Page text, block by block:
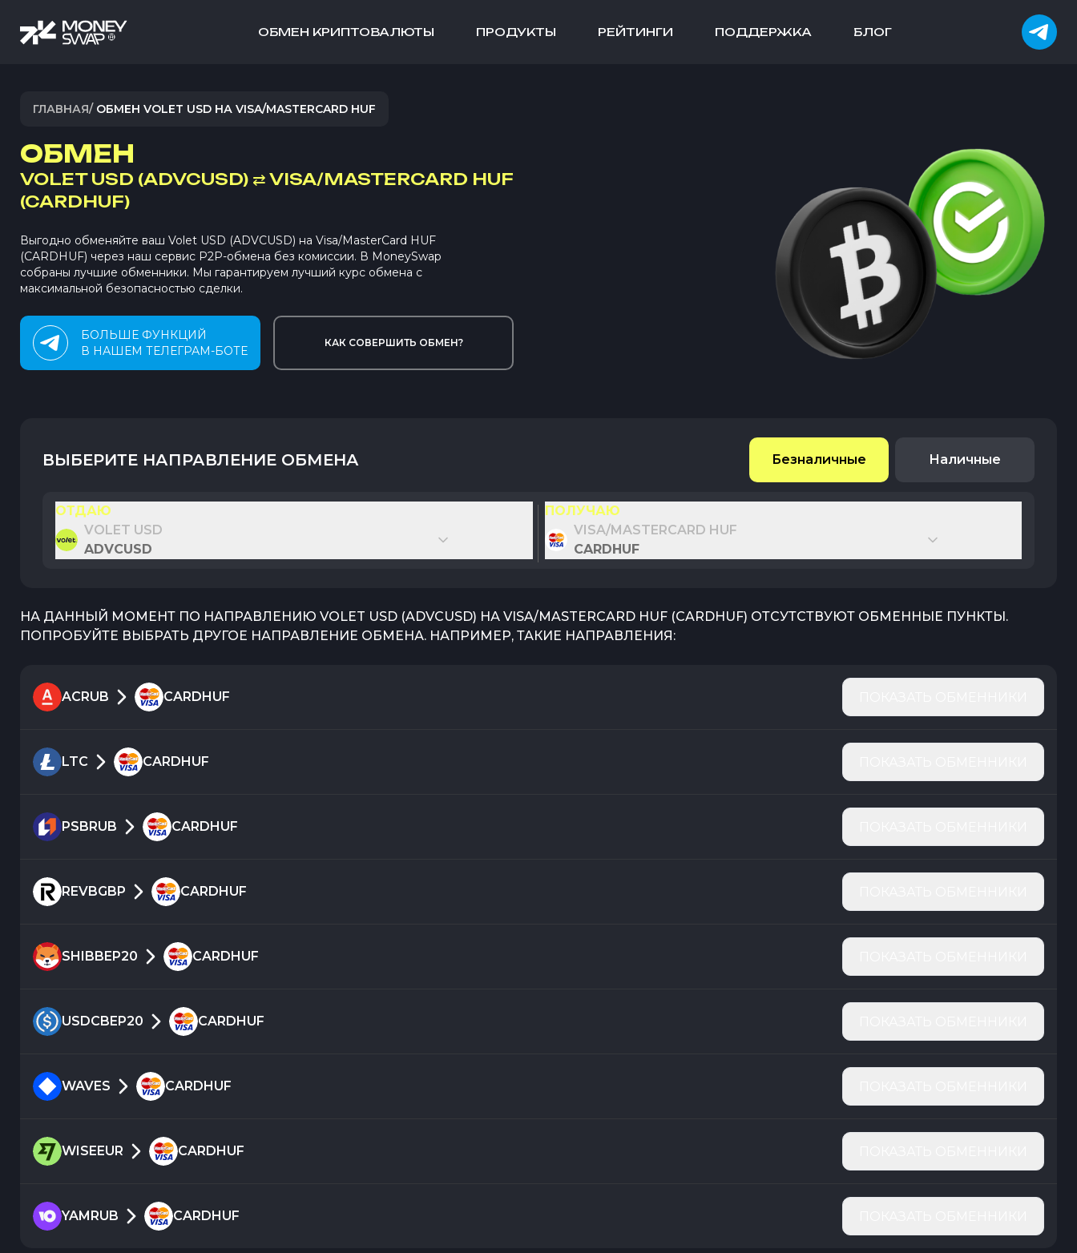
ОБМЕН КРИПТОВАЛЮТЫ ПРОДУКТЫ РЕЙТИНГИ ПОДДЕРЖКА БЛОГ
ГЛАВНАЯ/ ОБМЕН VOLET USD НА VISA/MASTERCARD HUF
ОБМЕН
VOLET USD (ADVCUSD) ⇄ VISA/MASTERCARD HUF
(CARDHUF)
Выгодно обменяйте ваш Volet USD (ADVCUSD) на Visa/MasterCard HUF
(CARDHUF) через наш сервис P2P-обмена без комиссии. В MoneySwap
собраны лучшие обменники. Мы гарантируем лучший курс обмена с
максимальной безопасностью сделки.
БОЛЬШЕ ФУНКЦИЙ
В НАШЕМ ТЕЛЕГРАМ-БОТЕ
КАК СОВЕРШИТЬ ОБМЕН?
ВЫБЕРИТЕ НАПРАВЛЕНИЕ ОБМЕНА Безналичные Наличные
ОТДАЮ
VOLET USD
ADVCUSD
ПОЛУЧАЮ
VISA/MASTERCARD HUF
CARDHUF
НА ДАННЫЙ МОМЕНТ ПО НАПРАВЛЕНИЮ VOLET USD (ADVCUSD) НА VISA/MASTERCARD HUF (CARDHUF) ОТСУТСТВУЮТ ОБМЕННЫЕ ПУНКТЫ.
ПОПРОБУЙТЕ ВЫБРАТЬ ДРУГОЕ НАПРАВЛЕНИЕ ОБМЕНА. НАПРИМЕР, ТАКИЕ НАПРАВЛЕНИЯ:
ACRUB CARDHUF
LTC CARDHUF
PSBRUB CARDHUF
REVBGBP CARDHUF
SHIBBEP20 CARDHUF
USDCBEP20 CARDHUF
WAVES CARDHUF
WISEEUR CARDHUF
YAMRUB CARDHUF